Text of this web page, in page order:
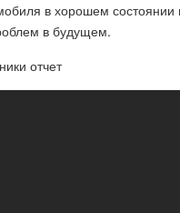
в хорошем состоянии
в будущем.
отчет